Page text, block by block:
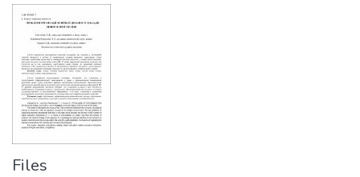
Files